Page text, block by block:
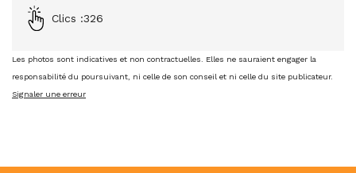
Clics :326
Les photos sont indicatives et non contractuelles. Elles ne sauraient engager la
responsabilité du poursuivant, ni celle de son conseil et ni celle du site publicateur.
Signaler une erreur